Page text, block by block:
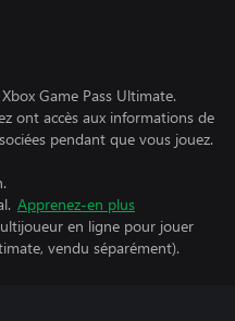
Game Pass Ultimate.
ont accès aux informations de
pendant que vous jouez.
Apprenez-en plus
en ligne pour jouer
vendu séparément).